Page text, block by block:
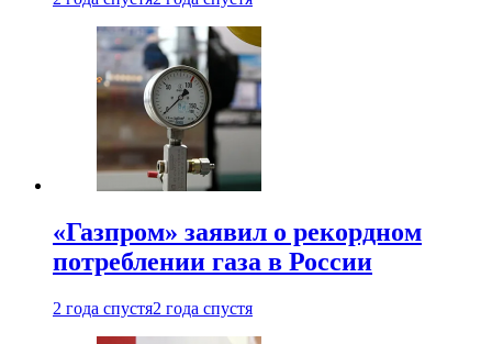
«Газпром» заявил о рекордном
потреблении газа в России
2 года спустя2 года спустя